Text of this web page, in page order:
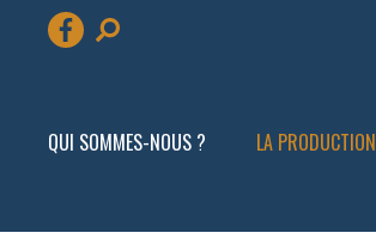
contenu
QUI SOMMES-NOUS ? LA PRODUCTION